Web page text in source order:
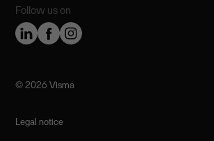
Follow us on
©️ 2026 Visma
Legal notice